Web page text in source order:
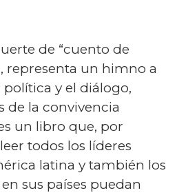
de “cuento de
representa un himno a
política y el diálogo,
de la convivencia
un libro que, por
todos los líderes
latina y también los
sus países puedan